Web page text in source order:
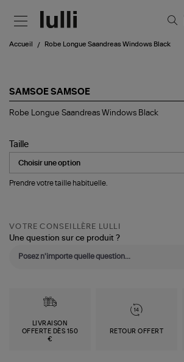
Accueil Robe Longue Saandreas Windows Black
SAMSOE SAMSOE
Robe
Windows
Black
Robe Longue Saandreas Windows Black
Taille
Prendre votre taille habituelle.
VOTRE CONSEILLÈRE LULLI
Une question sur ce produit ?
LIVRAISON
OFFERTE DÈS 150
€
RETOUR OFFERT